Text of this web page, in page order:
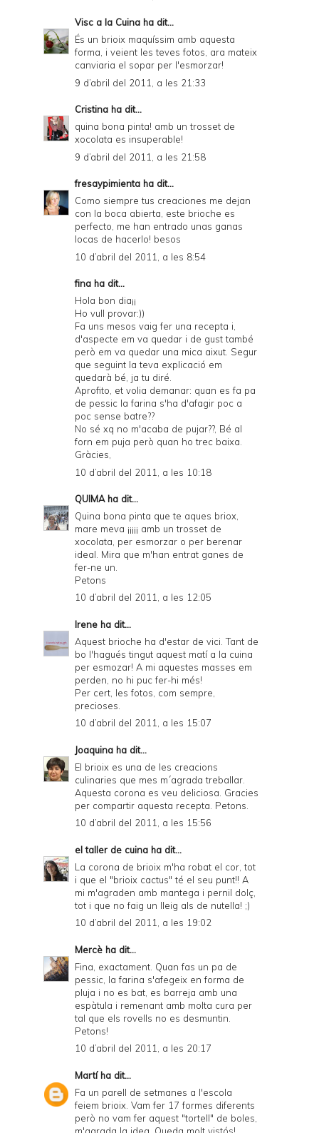
Visc a la Cuina ha dit...
És un brioix maquíssim amb aquesta
forma, i veient les teves fotos, ara mateix
canviaria el sopar per l'esmorzar!
9 d’abril del 2011, a les 21:33
Cristina ha dit...
quina bona pinta! amb un trosset de
xocolata es insuperable!
9 d’abril del 2011, a les 21:58
fresaypimienta ha dit...
Como siempre tus creaciones me dejan
con la boca abierta, este brioche es
perfecto, me han entrado unas ganas
locas de hacerlo! besos
10 d’abril del 2011, a les 8:54
fina ha dit...
Hola bon dia¡¡
Ho vull provar:))
Fa uns mesos vaig fer una recepta i,
d'aspecte em va quedar i de gust també
però em va quedar una mica aixut. Segur
que seguint la teva explicació em
quedarà bé, ja tu diré.
Aprofito, et volia demanar: quan es fa pa
de pessic la farina s'ha d'afagir poc a
poc sense batre??
No sé xq no m'acaba de pujar??, Bé al
forn em puja però quan ho trec baixa.
Gràcies,
10 d’abril del 2011, a les 10:18
QUIMAha dit...
Quina bona pinta que te aques briox,
mare meva ¡¡¡¡¡ amb un trosset de
xocolata, per esmorzar o per berenar
ideal. Mira que m'han entrat ganes de
fer-ne un.
Petons
10 d’abril del 2011, a les 12:05
Irene ha dit...
Aquest brioche ha d'estar de vici. Tant de
bo l'hagués tingut aquest matí a la cuina
per esmozar! A mi aquestes masses em
perden, no hi puc fer-hi més!
Per cert, les fotos, com sempre,
precioses.
10 d’abril del 2011, a les 15:07
Joaquina ha dit...
El brioix es una de les creacions
culinaries que mes m´agrada treballar.
Aquesta corona es veu deliciosa. Gracies
per compartir aquesta recepta. Petons.
10 d’abril del 2011, a les 15:56
el taller de cuina ha dit...
La corona de brioix m'ha robat el cor, tot
i que el "brioix cactus" té el seu punt!! A
mi m'agraden amb mantega i pernil dolç,
tot i que no faig un lleig als de nutella! ;)
10 d’abril del 2011, a les 19:02
Mercè ha dit...
Fina, exactament. Quan fas un pa de
pessic, la farina s'afegeix en forma de
pluja i no es bat, es barreja amb una
espàtula i remenant amb molta cura per
tal que els rovells no es desmuntin.
Petons!
10 d’abril del 2011, a les 20:17
Martíha dit...
Fa un parell de setmanes a l'escola
feiem brioix. Vam fer 17 formes diferents
però no vam fer aquest "tortell" de boles,